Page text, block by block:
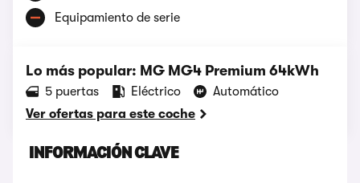
Equipamiento de serie
Lo más popular: MG MG4 Premium 64kWh
5 puertas Eléctrico
Automático
Ver ofertas para este coche
INFORMACIÓN CLAVE